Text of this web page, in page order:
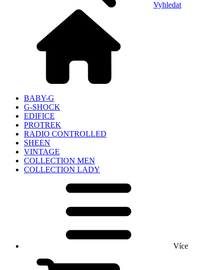
Vyhledat
BABY-G
G-SHOCK
EDIFICE
PROTREK
RADIO CONTROLLED
SHEEN
VINTAGE
COLLECTION MEN
COLLECTION LADY
Více